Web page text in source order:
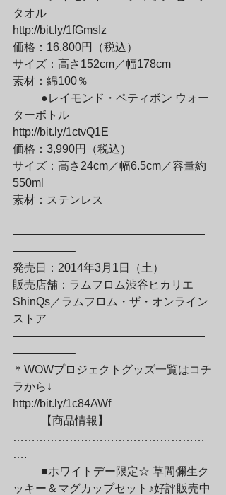
タオル
http://bit.ly/1fGmsIz
価格：16,800円（税込）
サイズ：高さ152cm／幅178cm
素材：綿100％
ターボトル
http://bit.ly/1ctvQ1E
価格：3,990円（税込）
サイズ：高さ24cm／幅6.5cm／容量約
550ml
素材：ステンレス
—————————————————
—————–
発売日：2014年3月1日（土）
販売店舗：ラムフロム渋谷ヒカリエ
ShinQs／ラムフロム・ザ・オンライン
ストア
—————————————————
—————–
＊WOWプロジェクトグッズ一覧はコチ
ラから↓
http://bit.ly/1c84AWf
……………………………………………
….
ッキー＆マグカップセット♪好評販売中